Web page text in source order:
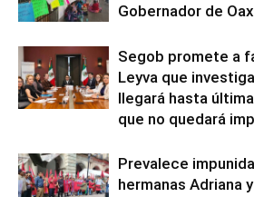
Gobernador de
Segob promete a
Leyva que
llegará hasta
que no quedará
Prevalece
hermanas Adriana